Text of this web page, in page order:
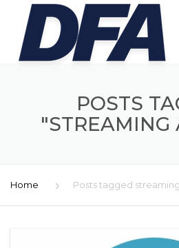
POSTS
"STREAMING
Home Posts tagged